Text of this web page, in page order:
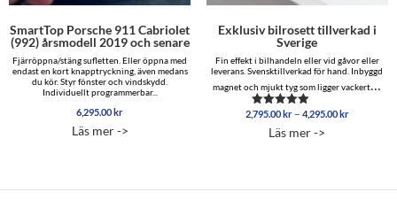
SmartTop Porsche 911 Cabriolet
(992) årsmodell 2019 och senare
Fjärröppna/stäng sufletten. Eller öppna med
endast en kort knapptryckning, även medans
du kör. Styr fönster och vindskydd.
Individuellt programmerbar...
6,295.00kr
Läs mer ->
Exklusiv bilrosett tillverkad i
Sverige
Fin effekt i bilhandeln eller vid gåvor eller
leverans. Svensktillverkad för hand. Inbyggd
magnet och mjukt tyg som ligger vackert
Betygsatt
av 5
2,795.00 kr – 4,295.00 kr
Läs mer ->